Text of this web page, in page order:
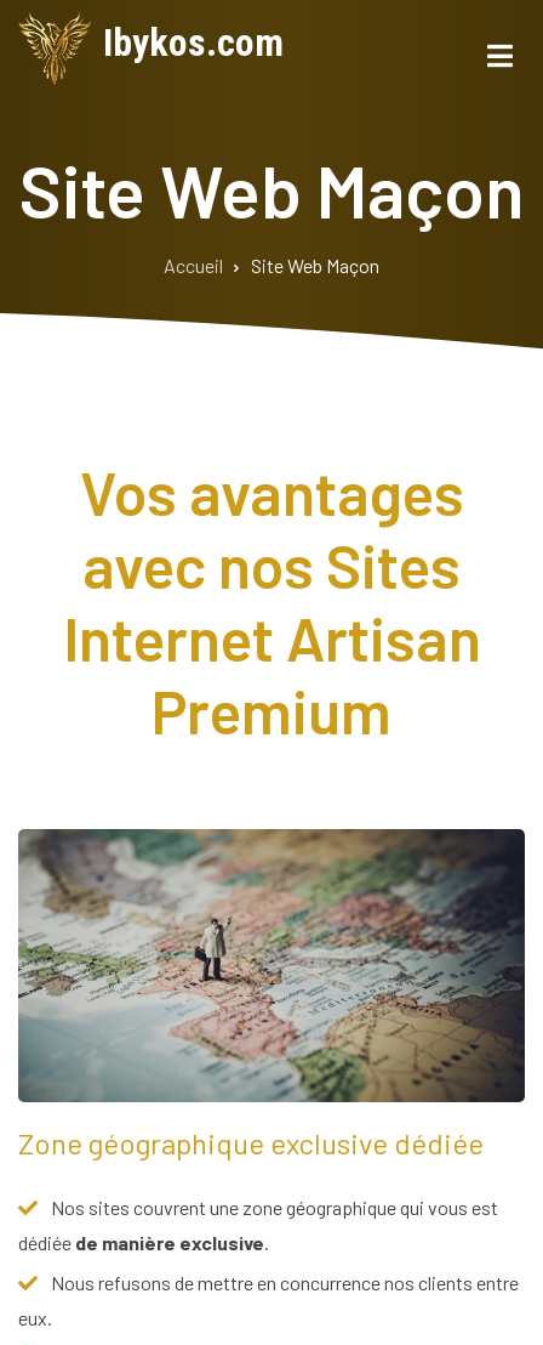
Aller
contenu
Ibykos.com
Site Web Maçon
d'Ariane
Accueil Site Web Maçon
Vos avantages
avec nos Sites
Internet Artisan
Premium
Zone géographique exclusive dédiée
Nos sites couvrent une zone géographique qui vous est
dédiée de manière exclusive.
Nous refusons de mettre en concurrence nos clients entre
eux.